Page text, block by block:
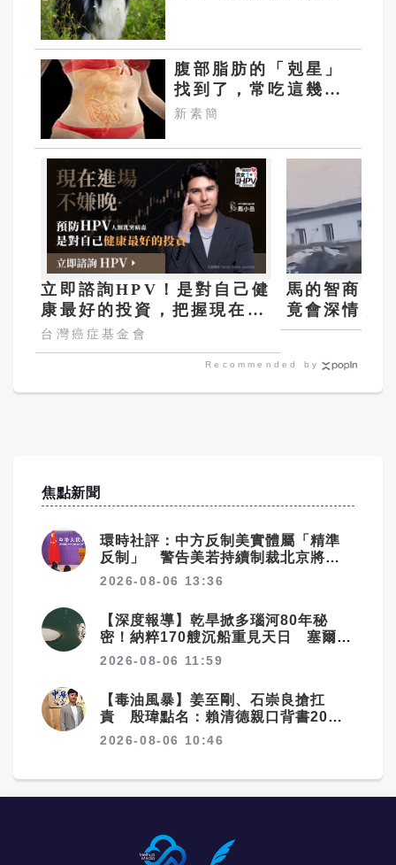
腹部脂肪的「剋星」
找到了，常吃這幾
物，吃走大肚囊，瘦
新素簡
立即諮詢HPV！是對自己健
康最好的投資，把握現在不
嫌晚！
台灣癌症基金會
馬的智商相
竟會深情地
頭」？
Recommended by
焦點新聞
環時社評：中方反制美實體屬「精準
反制」 警告美若持續制裁北京將採
更強措施
2026-08-06 13:36
【深度報導】乾旱掀多瑙河80年秘
密！納粹170艘沉船重見天日 塞爾維
亞砸數億清障救航運命脈
2026-08-06 11:59
【毒油風暴】姜至剛、石崇良搶扛
責 殷瑋點名：賴清德親口背書20%
毒油放行
2026-08-06 10:46